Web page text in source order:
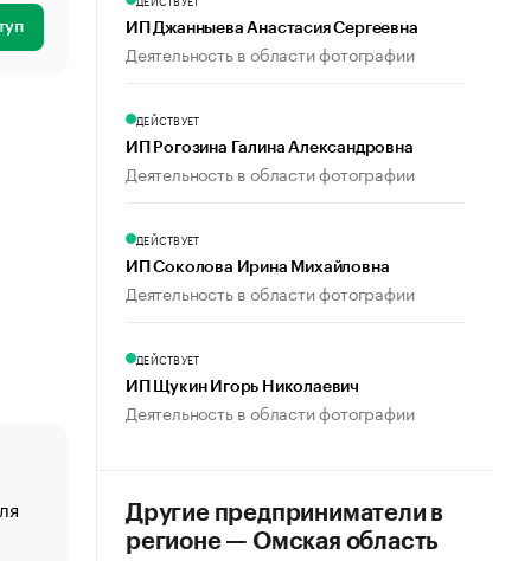
«От спорта тело стареет иначе». Как живет глава
создавшей GTA
ИП Джанныева Анастасия Сергеевна
Деятельность в области фотографии
ДЕЙСТВУЕТ
ИП Рогозина Галина Александровна
Деятельность в области фотографии
ДЕЙСТВУЕТ
ИП Соколова Ирина Михайловна
Деятельность в области фотографии
ДЕЙСТВУЕТ
ИП Щукин Игорь Николаевич
Деятельность в области фотографии
Другие предприниматели в
регионе — Омская область